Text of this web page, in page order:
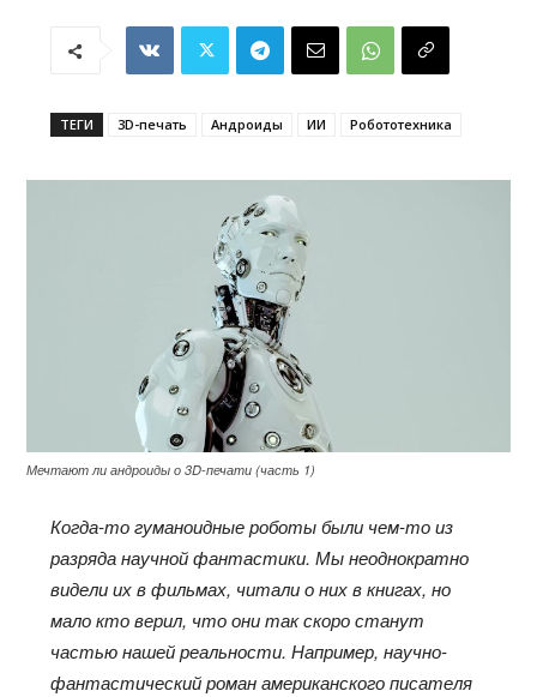
ТЕГИ 3D-печать Андроиды ИИ Робототехника
Мечтают ли андроиды о 3D-печати (часть 1)
Когда-то гуманоидные роботы были чем-то из
разряда научной фантастики. Мы неоднократно
видели их в фильмах, читали о них в книгах, но
мало кто верил, что они так скоро станут
частью нашей реальности. Например, научно-
фантастический роман американского писателя